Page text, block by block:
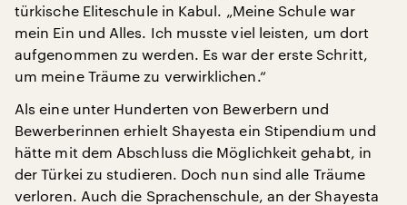
türkische Eliteschule in Kabul. „Meine Schule war
mein Ein und Alles. Ich musste viel leisten, um dort
aufgenommen zu werden. Es war der erste Schritt,
um meine Träume zu verwirklichen.“
Als eine unter Hunderten von Bewerbern und
Bewerberinnen erhielt Shayesta ein Stipendium und
hätte mit dem Abschluss die Möglichkeit gehabt, in
der Türkei zu studieren. Doch nun sind alle Träume
verloren. Auch die Sprachenschule, an der Shayesta